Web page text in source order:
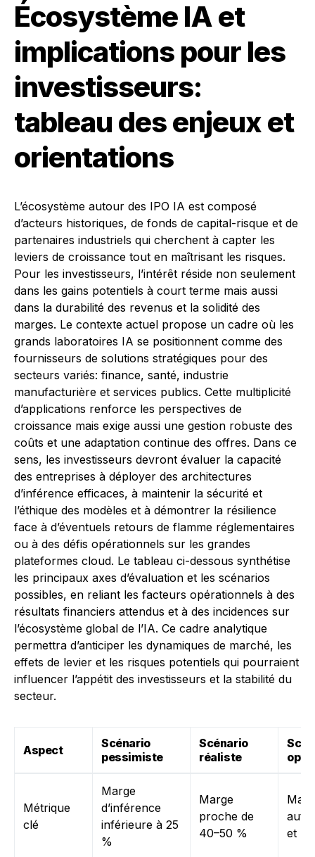
Écosystème IA et
implications pour les
investisseurs:
tableau des enjeux et
orientations
L’écosystème autour des IPO IA est composé
d’acteurs historiques, de fonds de capital-risque et de
partenaires industriels qui cherchent à capter les
leviers de croissance tout en maîtrisant les risques.
Pour les investisseurs, l’intérêt réside non seulement
dans les gains potentiels à court terme mais aussi
dans la durabilité des revenus et la solidité des
marges. Le contexte actuel propose un cadre où les
grands laboratoires IA se positionnent comme des
fournisseurs de solutions stratégiques pour des
secteurs variés: finance, santé, industrie
manufacturière et services publics. Cette multiplicité
d’applications renforce les perspectives de
croissance mais exige aussi une gestion robuste des
coûts et une adaptation continue des offres. Dans ce
sens, les investisseurs devront évaluer la capacité
des entreprises à déployer des architectures
d’inférence efficaces, à maintenir la sécurité et
l’éthique des modèles et à démontrer la résilience
face à d’éventuels retours de flamme réglementaires
ou à des défis opérationnels sur les grandes
plateformes cloud. Le tableau ci-dessous synthétise
les principaux axes d’évaluation et les scénarios
possibles, en reliant les facteurs opérationnels à des
résultats financiers attendus et à des incidences sur
l’écosystème global de l’IA. Ce cadre analytique
permettra d’anticiper les dynamiques de marché, les
effets de levier et les risques potentiels qui pourraient
influencer l’appétit des investisseurs et la stabilité du
secteur.
Aspect
Scénario
pessimiste
Scénario
réaliste
Métrique
clé
Marge
d’inférence
inférieure à 25
%
Marge
proche de
40–50 %
et